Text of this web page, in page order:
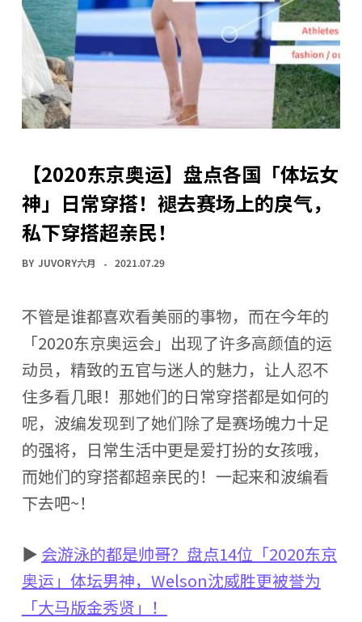
t
【2020东京奥运】盘点各国「体坛女
神」日常穿搭！褪去赛场上的戾气，
私下穿搭超亲民！
BY JUVORY六月 2021.07.29
不管是谁都喜欢看美丽的事物，而在今年的
「2020东京奥运会」出现了许多高颜值的运
动员，精致的五官与迷人的魅力，让人忍不
住多看几眼！那她们的日常穿搭都是如何的
呢，波编发现到了她们除了是赛场魄力十足
的强将，日常生活中更是爱打扮的女孩哦，
而她们的穿搭都超亲民的！一起来和波编看
下去吧~！
▶ 会游泳的都是帅哥？盘点14位「2020东京
奥运」体坛男神，Welson沈威胜更被誉为
「大马版金秀贤」！